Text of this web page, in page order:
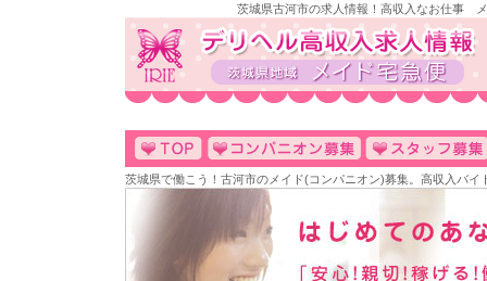
茨城県古河市の求人情報！高収入なお仕事
茨城県で働こう！古河市のメイド(コンパニオン)募集。高収入バイ